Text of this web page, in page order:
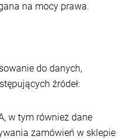
na mocy prawa.
do danych,
źródeł:
w tym również dane
zamówień w sklepie